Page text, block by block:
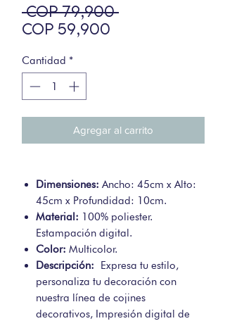
COP 79,900 Precio
COP 59,900
Cantidad *
Agregar al carrito
Dimensiones: Ancho: 45cm x Alto:
45cm x Profundidad: 10cm.
Material: 100% poliester.
Estampación digital.
Color: Multicolor.
Descripción: Expresa tu estilo,
personaliza tu decoración con
nuestra línea de cojines
decorativos, Impresión digital de